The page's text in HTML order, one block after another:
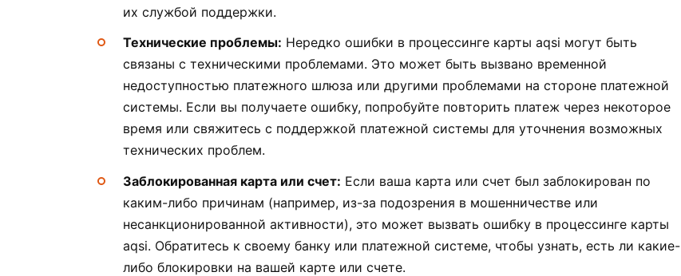
их службой поддержки.
Технические проблемы: Нередко ошибки в процессинге карты aqsi могут быть
связаны с техническими проблемами. Это может быть вызвано временной
недоступностью платежного шлюза или другими проблемами на стороне платежной
системы. Если вы получаете ошибку, попробуйте повторить платеж через некоторое
время или свяжитесь с поддержкой платежной системы для уточнения возможных
технических проблем.
Заблокированная карта или счет: Если ваша карта или счет был заблокирован по
каким-либо причинам (например, из-за подозрения в мошенничестве или
несанкционированной активности), это может вызвать ошибку в процессинге карты
aqsi. Обратитесь к своему банку или платежной системе, чтобы узнать, есть ли какие-
либо блокировки на вашей карте или счете.